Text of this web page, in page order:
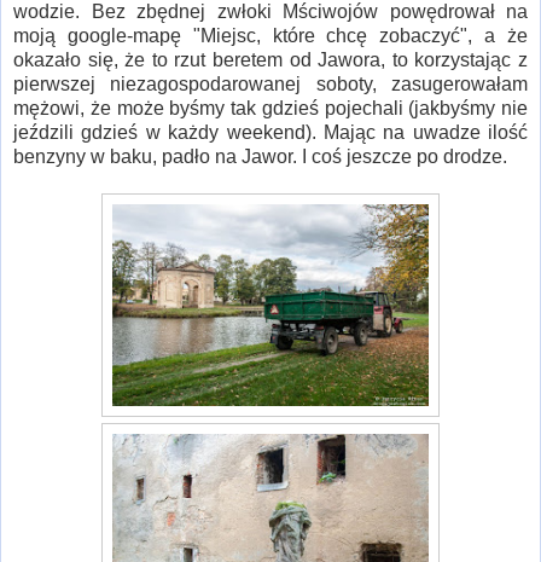
wodzie. Bez zbędnej zwłoki Mściwojów powędrował na
moją google-mapę "Miejsc, które chcę zobaczyć", a że
okazało się, że to rzut beretem od Jawora, to korzystając z
pierwszej niezagospodarowanej soboty, zasugerowałam
mężowi, że może byśmy tak gdzieś pojechali (jakbyśmy nie
jeździli gdzieś w każdy weekend). Mając na uwadze ilość
benzyny w baku, padło na Jawor. I coś jeszcze po drodze.